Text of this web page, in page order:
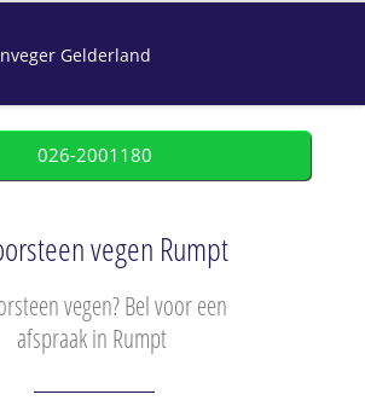
Gelderland
026-2001180
vegen Rumpt
vegen? Bel voor een
afspraak in Rumpt